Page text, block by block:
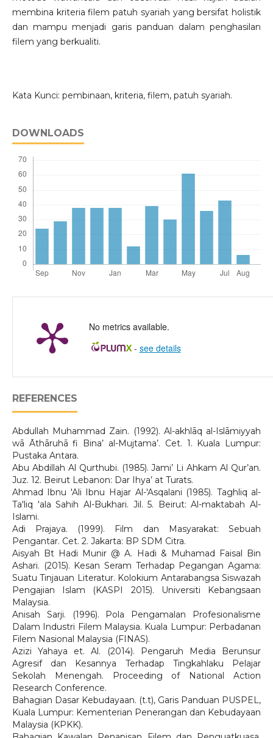
membina kriteria filem patuh syariah yang bersifat holistik
dan mampu menjadi garis panduan dalam penghasilan
filem yang berkualiti.
Kata Kunci: pembinaan, kriteria, filem, patuh syariah.
DOWNLOADS
No metrics available.
- see details
REFERENCES
Abdullah Muhammad Zain. (1992). Al-akhlāq al-Islāmiyyah
wā Āthāruhā fi Bina’ al-Mujtama’. Cet. 1. Kuala Lumpur:
Pustaka Antara.
Abu Abdillah Al Qurthubi. (1985). Jami’ Li Ahkam Al Qur’an.
Juz. 12. Beirut Lebanon: Dar Ihya’ at Turats.
Ahmad Ibnu 'Ali Ibnu Hajar Al-'Asqalani (1985). Taghliq al-
Ta'liq 'ala Sahih Al-Bukhari. Jil. 5. Beirut: Al-maktabah Al-
Islami.
Adi Prajaya. (1999). Film dan Masyarakat: Sebuah
Pengantar. Cet. 2. Jakarta: BP SDM Citra.
Aisyah Bt Hadi Munir @ A. Hadi & Muhamad Faisal Bin
Ashari. (2015). Kesan Seram Terhadap Pegangan Agama:
Suatu Tinjauan Literatur. Kolokium Antarabangsa Siswazah
Pengajian Islam (KASPI 2015). Universiti Kebangsaan
Malaysia.
Anisah Sarji. (1996). Pola Pengamalan Profesionalisme
Dalam Industri Filem Malaysia. Kuala Lumpur: Perbadanan
Filem Nasional Malaysia (FINAS).
Azizi Yahaya et. Al. (2014). Pengaruh Media Berunsur
Agresif dan Kesannya Terhadap Tingkahlaku Pelajar
Sekolah Menengah. Proceeding of National Action
Research Conference.
Bahagian Dasar Kebudayaan. (t.t), Garis Panduan PUSPEL,
Kuala Lumpur: Kementerian Penerangan dan Kebudayaan
Malaysia (KPKK).